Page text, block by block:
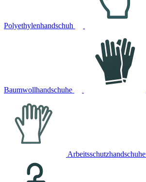
Polyethylenhandschuh
Baumwollhandschuhe
Arbeitsschutzhandschuhe